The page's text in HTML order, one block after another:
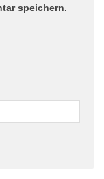
speichern.